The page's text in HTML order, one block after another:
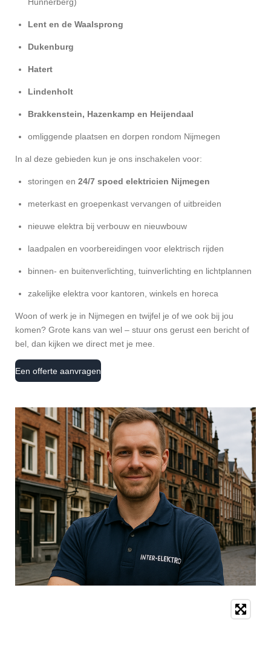
Hunnerberg)
Lent en de Waalsprong
Dukenburg
Hatert
Lindenholt
Brakkenstein, Hazenkamp en Heijendaal
omliggende plaatsen en dorpen rondom Nijmegen
In al deze gebieden kun je ons inschakelen voor:
storingen en 24/7 spoed elektricien Nijmegen
meterkast en groepenkast vervangen of uitbreiden
nieuwe elektra bij verbouw en nieuwbouw
laadpalen en voorbereidingen voor elektrisch rijden
binnen- en buitenverlichting, tuinverlichting en lichtplannen
zakelijke elektra voor kantoren, winkels en horeca
Woon of werk je in Nijmegen en twijfel je of we ook bij jou
komen? Grote kans van wel – stuur ons gerust een bericht of
bel, dan kijken we direct met je mee.
Een offerte aanvragen